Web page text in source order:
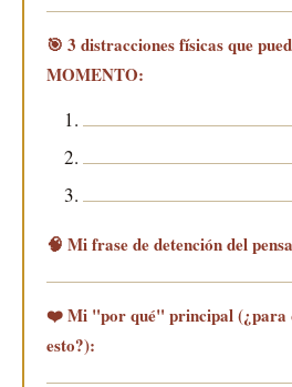
🎯 3 distracciones físicas que
MOMENTO:
1.
2.
3.
🧠 Mi frase de detención del
❤️ Mi "por qué" principal (¿para
esto?):